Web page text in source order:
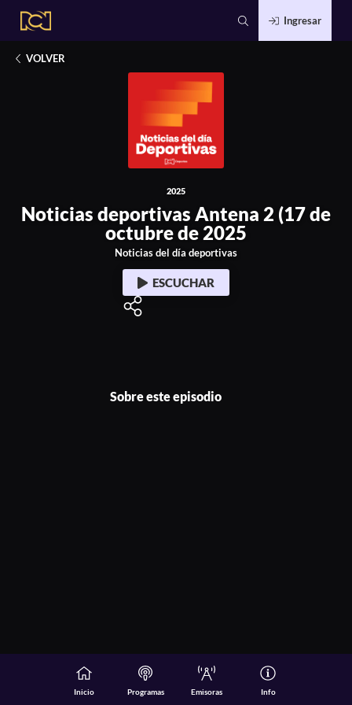
Ingresar
VOLVER
2025
Noticias deportivas Antena 2 (17 de
octubre de 2025
Noticias del día deportivas
ESCUCHAR
Antena 2 (17 de octubre de 2025
Sobre este episodio
Inicio Programas Emisoras Info